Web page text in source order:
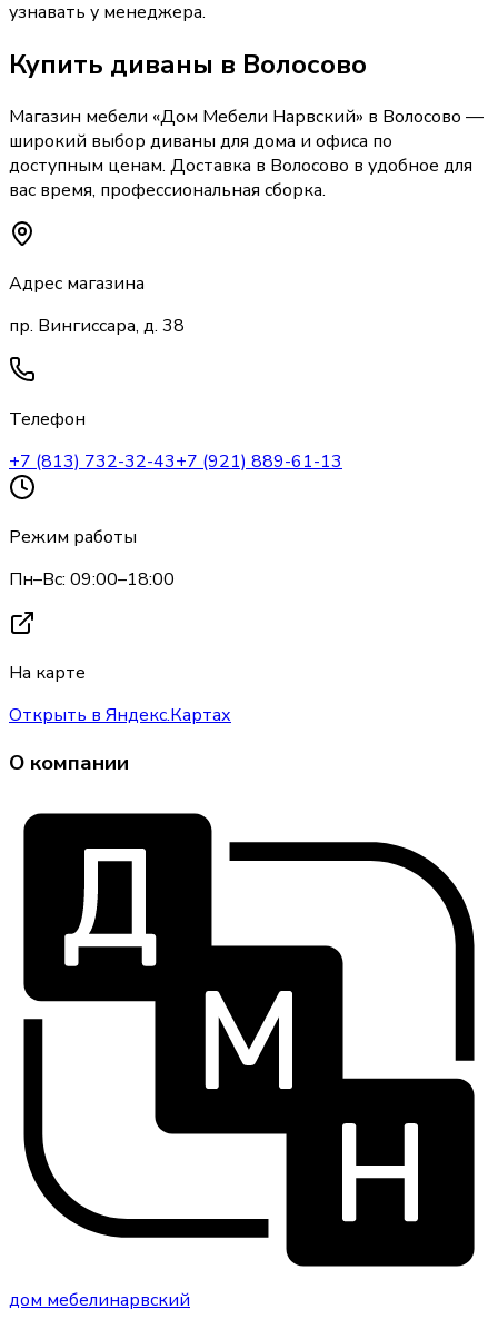
узнавать у менеджера.
Купить диваны в Волосово
Магазин мебели «Дом Мебели Нарвский» в Волосово —
широкий выбор диваны для дома и офиса по
доступным ценам. Доставка в Волосово в удобное для
вас время, профессиональная сборка.
Адрес магазина
пр. Вингиссара, д. 38
Телефон
+7 (813) 732-32-43+7 (921) 889-61-13
Режим работы
Пн–Вс: 09:00–18:00
На карте
Открыть в Яндекс.Картах
О компании
дом мебелинарвский